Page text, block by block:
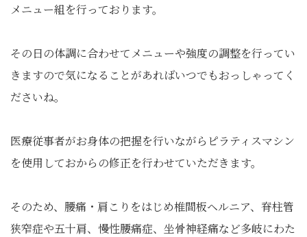
メニュー組を行っております。
その日の体調に合わせてメニューや強度の調整を行ってい
きますので気になることがあればいつでもおっしゃってく
ださいね。
医療従事者がお身体の把握を行いながらピラティスマシン
を使用しておからの修正を行わせていただきます。
そのため、腰痛・肩こりをはじめ椎間板ヘルニア、脊柱管
狭窄症や五十肩、慢性腰痛症、坐骨神経痛など多岐にわた